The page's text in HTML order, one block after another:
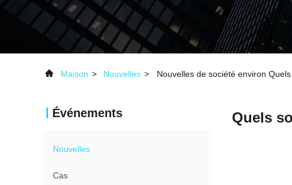
Maison > Nouvelles > Nouvelles de société environ
Événements
Nouvelles
Cas
Quels